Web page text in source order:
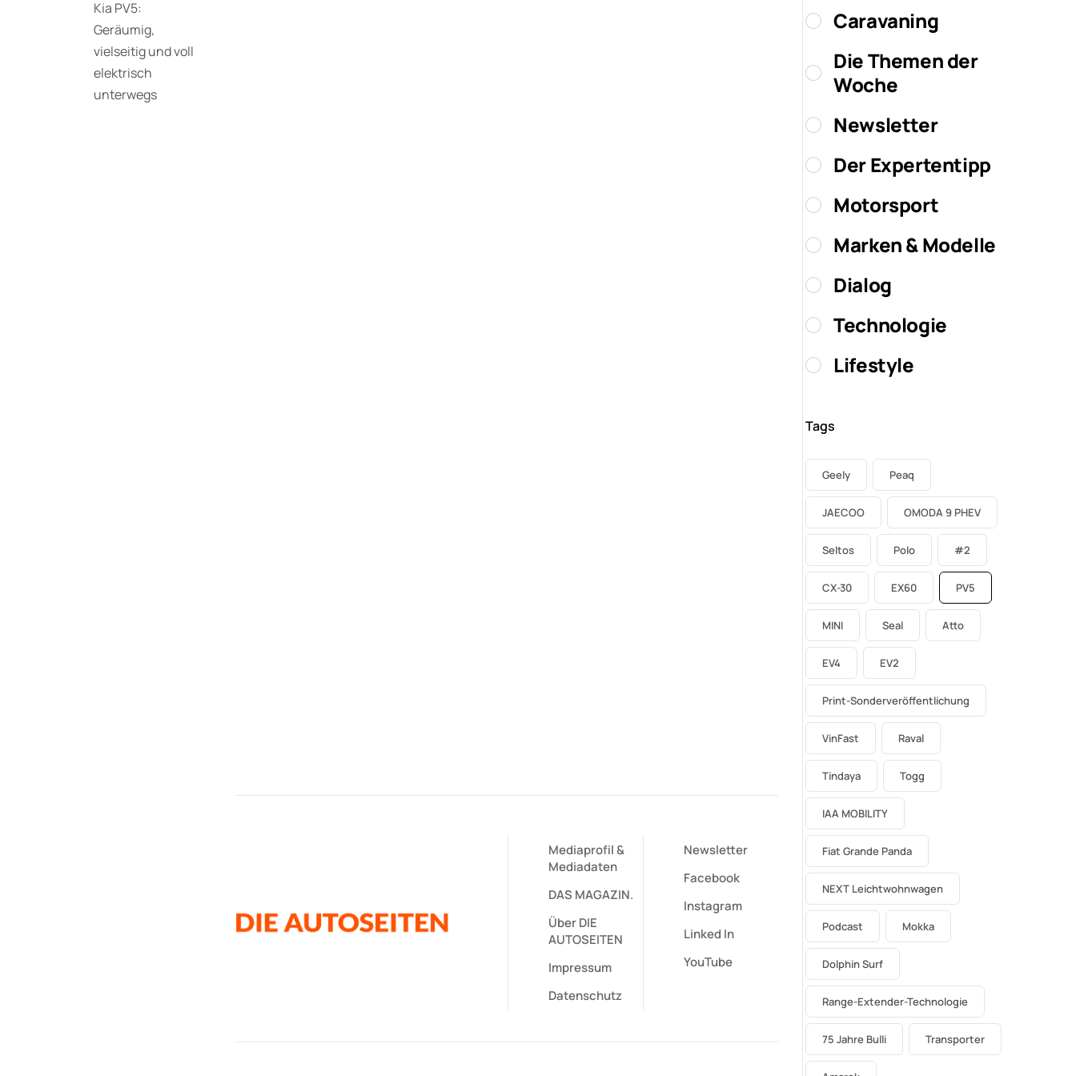
Kia PV5:
Geräumig,
vielseitig und voll
elektrisch
unterwegs
Mediaprofil&
Mediadaten
DAS MAGAZIN.
Über DIE
AUTOSEITEN
Impressum
Datenschutz
Newsletter
Facebook
Instagram
Linked In
YouTube
Caravaning
Die Themen der
Woche
Newsletter
Der Expertentipp
Motorsport
Marken & Modelle
Dialog
Technologie
Lifestyle
Tags
Geely Peaq
JAECOO OMODA 9 PHEV
Seltos Polo #2
CX-30 EX60 PV5
MINI Seal Atto
EV4 EV2
Print-Sonderveröffentlichung
VinFast Raval
Tindaya Togg
IAA MOBILITY
Fiat Grande Panda
NEXT Leichtwohnwagen
Podcast Mokka
Dolphin Surf
Range-Extender-Technologie
75 Jahre Bulli Transporter